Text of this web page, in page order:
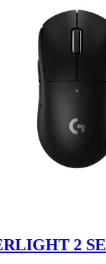
2 SE